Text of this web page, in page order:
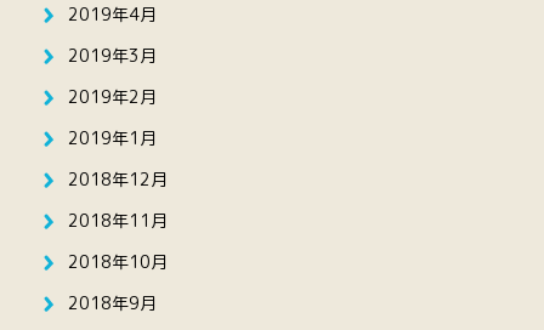
2019年4月
2019年3月
2019年2月
2019年1月
2018年12月
2018年11月
2018年10月
2018年9月